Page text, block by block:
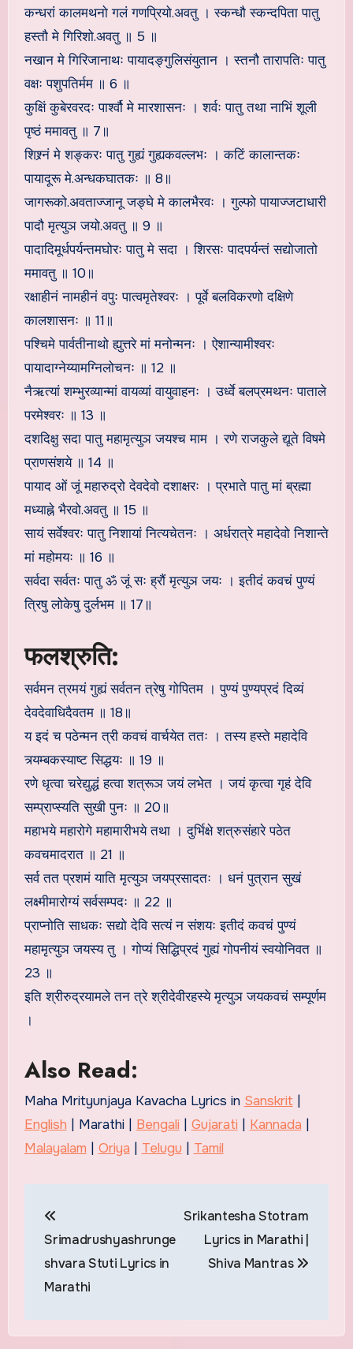
कन्धरां कालमथनो गलं गणप्रियो.अवतु । स्कन्धौ स्कन्दपिता पातु
हस्तौ मे गिरिशो.अवतु ॥ 5 ॥
नखान मे गिरिजानाथः पायादङ्गुलिसंयुतान । स्तनौ तारापतिः पातु
वक्षः पशुपतिर्मम ॥ 6 ॥
कुक्षिं कुबेरवरदः पार्श्वौ मे मारशासनः । शर्वः पातु तथा नाभिं शूली
पृष्ठं ममावतु ॥ 7॥
शिश्र्नं मे शङ्करः पातु गुह्यं गुह्यकवल्लभः । कटिं कालान्तकः
पायादूरू मे.अन्धकघातकः ॥ 8॥
जागरूको.अवताज्जानू जङ्घे मे कालभैरवः । गुल्फो पायाज्जटाधारी
पादौ मृत्युञ जयो.अवतु ॥ 9 ॥
पादादिमूर्धपर्यन्तमघोरः पातु मे सदा । शिरसः पादपर्यन्तं सद्योजातो
ममावतु ॥ 10॥
रक्षाहीनं नामहीनं वपुः पात्वमृतेश्वरः । पूर्वे बलविकरणो दक्षिणे
कालशासनः ॥ 11॥
पश्चिमे पार्वतीनाथो ह्युत्तरे मां मनोन्मनः । ऐशान्यामीश्वरः
पायादाग्नेय्यामग्निलोचनः ॥ 12 ॥
नैऋत्यां शम्भुरव्यान्मां वायव्यां वायुवाहनः । उर्ध्वे बलप्रमथनः पाताले
परमेश्वरः ॥ 13 ॥
दशदिक्षु सदा पातु महामृत्युञ जयश्च माम । रणे राजकुले द्यूते विषमे
प्राणसंशये ॥ 14 ॥
पायाद ओं जूं महारुद्रो देवदेवो दशाक्षरः । प्रभाते पातु मां ब्रह्मा
मध्याह्ने भैरवो.अवतु ॥ 15 ॥
सायं सर्वेश्वरः पातु निशायां नित्यचेतनः । अर्धरात्रे महादेवो निशान्ते
मां महोमयः ॥ 16 ॥
सर्वदा सर्वतः पातु ॐ जूं सः ह्रौं मृत्युञ जयः । इतीदं कवचं पुण्यं
त्रिषु लोकेषु दुर्लभम ॥ 17॥
फलश्रुति:
सर्वमन त्रमयं गुह्यं सर्वतन त्रेषु गोपितम । पुण्यं पुण्यप्रदं दिव्यं
देवदेवाधिदैवतम ॥ 18॥
य इदं च पठेन्मन त्री कवचं वार्चयेत ततः । तस्य हस्ते महादेवि
त्र्यम्बकस्याष्ट सिद्धयः ॥ 19 ॥
रणे धृत्वा चरेद्युद्धं हत्वा शत्रूञ जयं लभेत । जयं कृत्वा गृहं देवि
सम्प्राप्स्यति सुखी पुनः ॥ 20॥
महाभये महारोगे महामारीभये तथा । दुर्भिक्षे शत्रुसंहारे पठेत
कवचमादरात ॥ 21 ॥
सर्व तत प्रशमं याति मृत्युञ जयप्रसादतः । धनं पुत्रान सुखं
लक्ष्मीमारोग्यं सर्वसम्पदः ॥ 22 ॥
प्राप्नोति साधकः सद्यो देवि सत्यं न संशयः इतीदं कवचं पुण्यं
महामृत्युञ जयस्य तु । गोप्यं सिद्धिप्रदं गुह्यं गोपनीयं स्वयोनिवत ॥
23 ॥
इति श्रीरुद्रयामले तन त्रे श्रीदेवीरहस्ये मृत्युञ जयकवचं सम्पूर्णम
।
Also Read:
Maha Mrityunjaya Kavacha Lyrics in Sanskrit|
English | Marathi | Bengali Gujarati Kannada
Malayalam
Oriya Telugu Tamil
navigation
Srimadrushyashrunge
shvara Stuti Lyrics in
Marathi
Srikantesha Stotram
Lyrics in Marathi |
Shiva Mantras